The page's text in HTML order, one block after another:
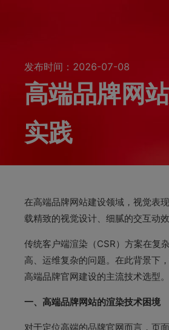
发布时间：2026-07-08
高端品牌网
实践
在高端品牌网站建设领域，视觉表
载精致的视觉设计、细腻的交互动
传统客户端渲染（CSR）方案在复
高、运维复杂的问题。在此背景下
高端品牌官网建设的主流技术选型。
一、高端品牌网站的渲染技术困境
对于定位高端的品牌官网而言，页